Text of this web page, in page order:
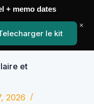
et
2026
+ memo dates
le kit
×